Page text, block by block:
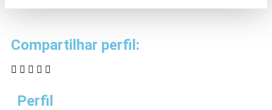
Compartilhar perfil:
Perfil